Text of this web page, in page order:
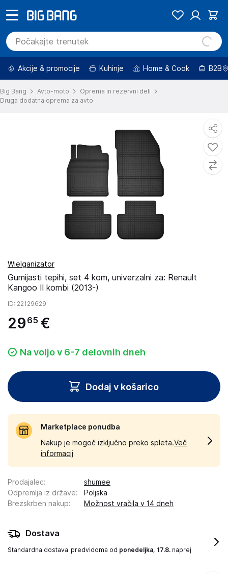
Akcije & promocije Kuhinje Home & Cook B2B
Big Bang Avto-moto
Oprema in rezervni deli
Druga dodatna oprema za avto
Wielganizator
Gumijasti tepihi, set 4 kom, univerzalni za: Renault
Kangoo II kombi (2013-)
ID: 22129629
29 65 €
Na voljo v 6-7 delovnih dneh
Dodaj v košarico
Marketplace ponudba
Nakup je mogoč izključno preko spleta.Več
informacij
Prodajalec:
shumee
Odpremlja iz države:
Poljska
Brezskrben nakup: Možnost vračila v 14 dneh
Dostava
Standardna dostava predvidoma od ponedeljka, 17.8. naprej